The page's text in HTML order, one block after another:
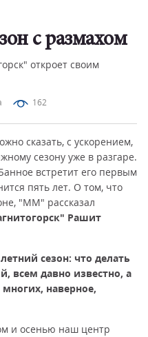
162
с размахом
откроет своим
сказать, с ускорением,
сезону уже в разгаре.
встретит его первым
пять лет. О том, что
"ММ" рассказал
Рашит
сезон: что делать
всем давно известно, а
наверное,
и осенью наш центр